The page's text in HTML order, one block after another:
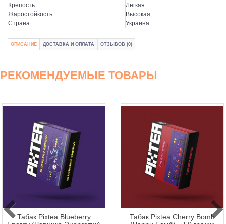
Крепость
Лёгкая
Жаростойкость
Высокая
Страна
Украина
ОПИСАНИЕ ДОСТАВКА И ОПЛАТА ОТЗЫВОВ (0)
РЕКОМЕНДУЕМЫЕ ТОВАРЫ
Табак Pixtea Blueberry
Табак Pixtea Cherry Bomb